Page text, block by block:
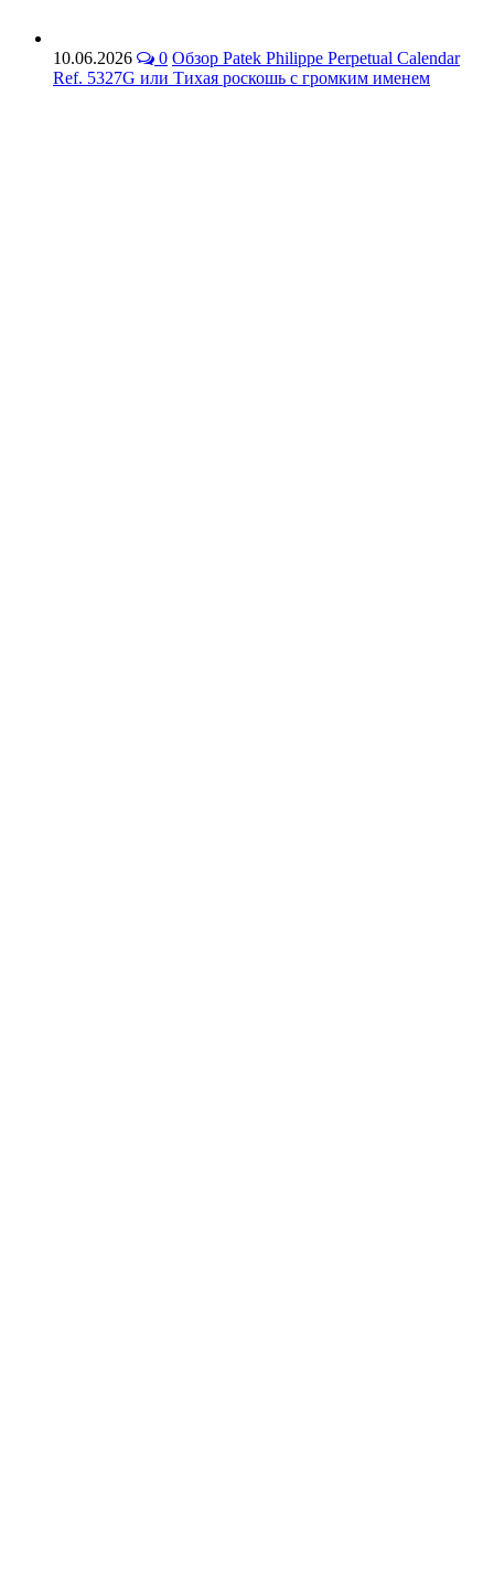
10.06.2026 0 Обзор Patek Philippe Perpetual Calendar
Ref. 5327G или Тихая роскошь с громким именем